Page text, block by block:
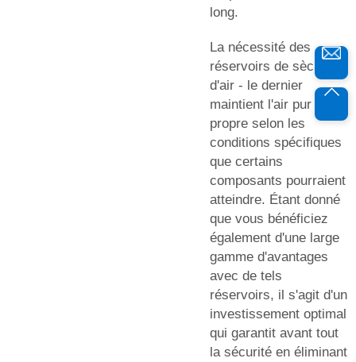
long.
La nécessité des
réservoirs de sècheurs
d'air - le dernier
maintient l'air pur et
propre selon les
conditions spécifiques
que certains
composants pourraient
atteindre. Étant donné
que vous bénéficiez
également d'une large
gamme d'avantages
avec de tels
réservoirs, il s'agit d'un
investissement optimal
qui garantit avant tout
la sécurité en éliminant